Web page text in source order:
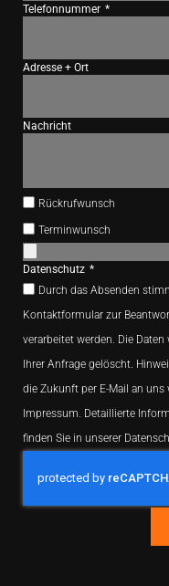
Telefonnummer
Adresse + Ort
Nachricht
Rückrufwunsch
Terminwunsch
Datenschutz
Durch das Absenden
Kontaktformular zur
verarbeitet werden. Die
Ihrer Anfrage gelöscht.
die Zukunft per E-Mail an
Impressum. Detaillierte
finden Sie in unserer